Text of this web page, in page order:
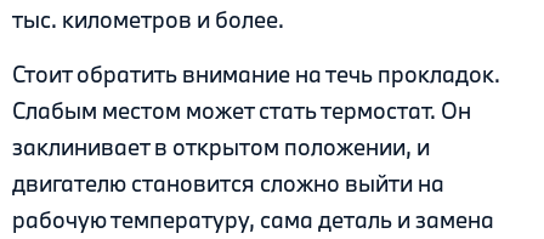
тыс. километров и более.
Стоит обратить внимание на течь прокладок.
Слабым местом может стать термостат. Он
заклинивает в открытом положении, и
двигателю становится сложно выйти на
рабочую температуру, сама деталь и замена